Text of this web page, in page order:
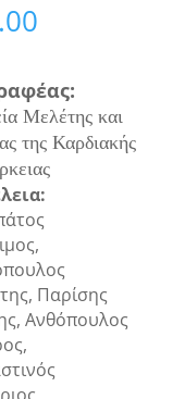
έας:
Μελέτης και
της Καρδιακής
Παρίσης
Ανθόπουλος